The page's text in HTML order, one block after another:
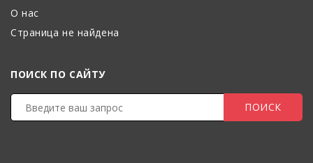
О нас
Страница не найдена
ПОИСК ПО САЙТУ
ПОИСК